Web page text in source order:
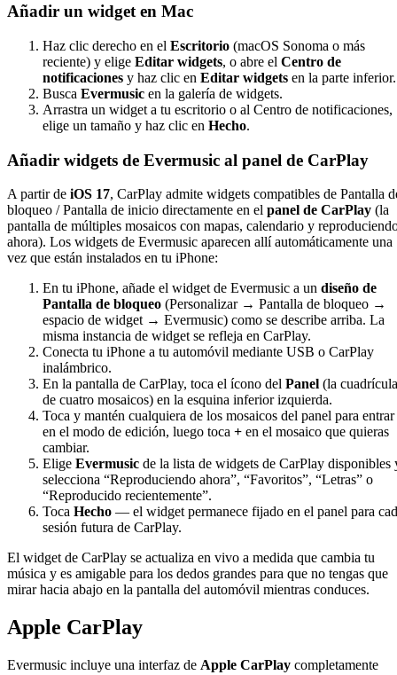
Añadir un widget en Mac
Haz clic derecho en el Escritorio (macOS Sonoma o más
reciente) y elige Editar widgets, o abre el Centro de
notificaciones y haz clic en Editar widgets en la parte inferior.
Busca Evermusic en la galería de widgets.
Arrastra un widget a tu escritorio o al Centro de notificaciones,
elige un tamaño y haz clic en Hecho.
Añadir widgets de Evermusic al panel de CarPlay
A partir de iOS 17, CarPlay admite widgets compatibles de Pantalla
bloqueo / Pantalla de inicio directamente en el panel de CarPlay (la
pantalla de múltiples mosaicos con mapas, calendario y
ahora). Los widgets de Evermusic aparecen allí automáticamente una
vez que están instalados en tu iPhone:
En tu iPhone, añade el widget de Evermusic a un diseño de
Pantalla de bloqueo (Personalizar → Pantalla de bloqueo →
espacio de widget → Evermusic) como se describe arriba. La
misma instancia de widget se refleja en CarPlay.
Conecta tu iPhone a tu automóvil mediante USB o CarPlay
inalámbrico.
En la pantalla de CarPlay, toca el ícono del Panel (la cuadrícula
de cuatro mosaicos) en la esquina inferior izquierda.
Toca y mantén cualquiera de los mosaicos del panel para entrar
en el modo de edición, luego toca + en el mosaico que quieras
cambiar.
Elige Evermusic de la lista de widgets de CarPlay disponibles
selecciona “Reproduciendo ahora”, “Favoritos”, “Letras” o
“Reproducido recientemente”.
Toca Hecho — el widget permanece fijado en el panel para
sesión futura de CarPlay.
El widget de CarPlay se actualiza en vivo a medida que cambia tu
música y es amigable para los dedos grandes para que no tengas que
mirar hacia abajo en la pantalla del automóvil mientras conduces.
Apple CarPlay
Evermusic incluye una interfaz de Apple CarPlay completamente